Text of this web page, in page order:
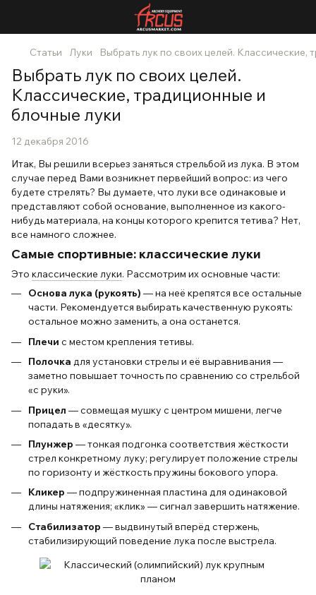
Статьи Луки Выбрать лук по своих целей. Классические,
Выбрать лук по своих целей.
Классические, традиционные и
блочные луки
12 декабря 2016
Итак, Вы решили всерьез заняться стрельбой из лука. В этом
случае перед Вами возникнет первейший вопрос: из чего
будете стрелять? Вы думаете, что луки все одинаковые и
представляют собой основание, выполненное из какого-
нибудь материала, на концы которого крепится тетива? Нет,
все намного сложнее.
Самые спортивные: классические луки
Это классические луки. Рассмотрим их основные части:
Основа лука (рукоять) — на неё крепятся все остальные
части. Рекомендуется выбирать качественную рукоять:
остальное можно заменить, а она останется.
Плечи с местом крепления тетивы.
Полочка для установки стрелы и её выравнивания —
заметно повышает точность по сравнению со стрельбой
«с руки».
Прицел — совмещая мушку с центром мишени, легче
попадать в «десятку».
Плунжер — тонкая подгонка соответствия жёсткости
стрел конкретному луку; регулирует положение стрелы
по горизонту и жёсткость пружины бокового упора.
Кликер — подпружиненная пластина для одинаковой
длины натяжения; «клик» — сигнал завершить натяжение.
Стабилизатор — выдвинутый вперёд стержень,
стабилизирующий поведение лука после выстрела.